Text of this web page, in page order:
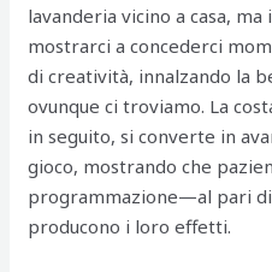
lavanderia vicino a casa,
mostrarci a concederci
di creatività, innalzando la
ovunque ci troviamo. La
in seguito, si converte in
gioco, mostrando che
programmazione—al pari
producono i loro effetti.